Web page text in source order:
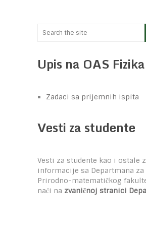
Upis na OAS Fizika
Zadaci sa prijemnih ispita
Vesti za studente
Vesti za studente kao i ostale
informacije sa Departmana
Prirodno-matematičkog
naći na zvaničnoj stranici